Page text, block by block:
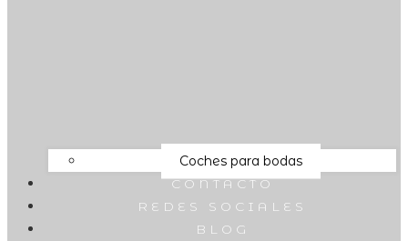
Coches para bodas
CONTACTO
REDES SOCIALES
BLOG